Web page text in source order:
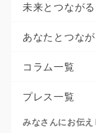
未来とつながる
あなたとつなが
コラム一覧
プレス一覧
みなさんにお伝え